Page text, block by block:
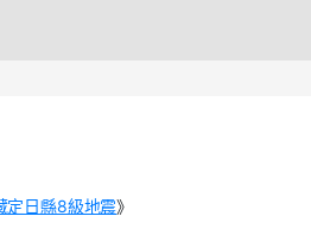
定日縣8級地震》